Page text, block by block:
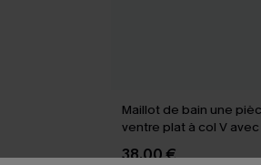
Maillot de bain une
ventre plat à col V avec
power
38,00 €